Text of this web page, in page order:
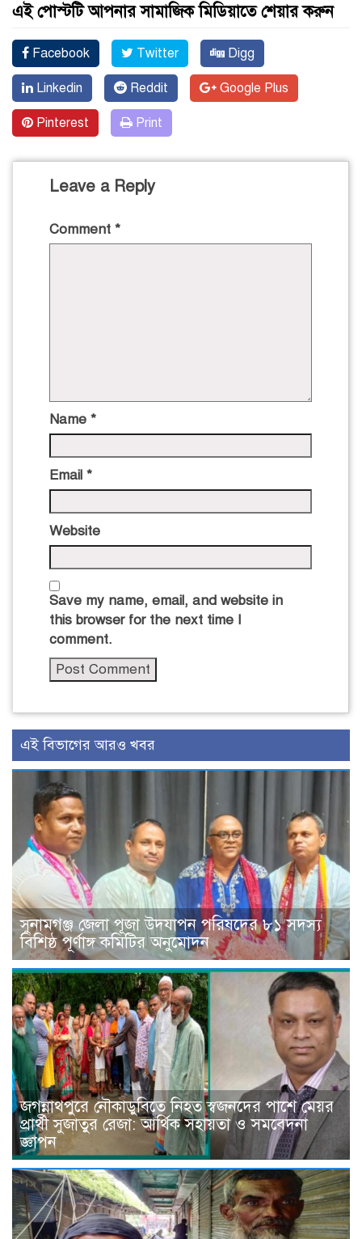
এই পোস্টটি আপনার সামাজিক মিডিয়াতে শেয়ার করুন
Facebook Twitter Digg
Linkedin Reddit Google Plus
Pinterest Print
Leave a Reply
Comment *
Name *
Email *
Website
Save my name, email, and website in
this browser for the next time I
comment.
এই বিভাগের আরও খবর
সুনামগঞ্জ জেলা পূজা উদযাপন পরিষদের ৮১ সদস্য
বিশিষ্ঠ পূর্ণাঙ্গ কমিটির অনুমোদন
জগন্নাথপুরে নৌকাডুবিতে নিহত স্বজনদের পাশে মেয়র
প্রার্থী সুজাতুর রেজা: আর্থিক সহায়তা ও সমবেদনা
জ্ঞাপন